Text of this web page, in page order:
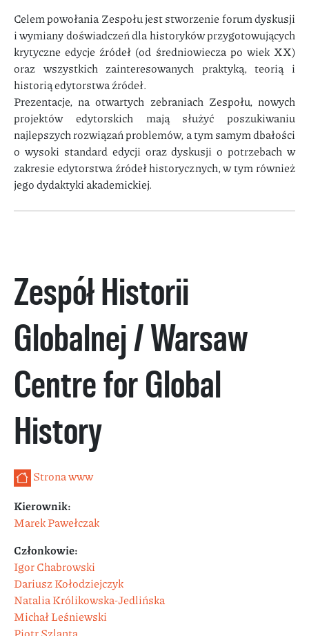
Celem powołania Zespołu jest stworzenie forum dyskusji
i wymiany doświadczeń dla historyków przygotowujących
krytyczne edycje źródeł (od średniowiecza po wiek XX)
oraz wszystkich zainteresowanych praktyką, teorią i
historią edytorstwa źródeł.
Prezentacje, na otwartych zebraniach Zespołu, nowych
projektów edytorskich mają służyć poszukiwaniu
najlepszych rozwiązań problemów, a tym samym dbałości
o wysoki standard edycji oraz dyskusji o potrzebach w
zakresie edytorstwa źródeł historycznych, w tym również
jego dydaktyki akademickiej.
Zespół Historii
Globalnej / Warsaw
Centre for Global
History
Strona www
Kierownik:
Marek Pawełczak
Członkowie:
Igor Chabrowski
Dariusz Kołodziejczyk
Natalia Królikowska-Jedlińska
Michał Leśniewski